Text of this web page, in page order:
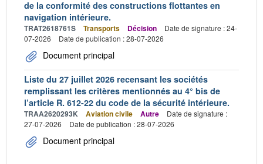
de la conformité des constructions flottantes en
navigation intérieure.
TRAT2618761S Transports Décision
Date de signature : 24-
07-2026
Date de publication : 28-07-2026
Document principal
Liste du 27 juillet 2026 recensant les sociétés
remplissant les critères mentionnés au 4° bis de
l’article R. 612-22 du code de la sécurité intérieure.
TRAA2620293K Aviation civile Autre
Date de signature :
27-07-2026
Date de publication : 28-07-2026
Document principal